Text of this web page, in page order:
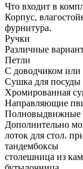
Что входит в
Корпус,
фурнитура.
Ручки
Различные
Петли
С доводчиком или
Сушка для посуды
Хромированная
Направляющие
Полновыдвижные
Дополнительно
лоток для стол.
тандембоксы
столешница из